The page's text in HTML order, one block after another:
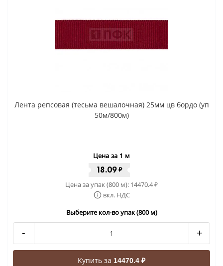
Лента репсовая (тесьма вешалочная) 25мм цв бордо (уп
50м/800м)
Цена за 1 м
18.09 ₽
Цена за упак (800 м): 14470.4₽
вкл. НДС
Выберите кол-во упак (800 м)
- +
Купить за 14470.4 ₽